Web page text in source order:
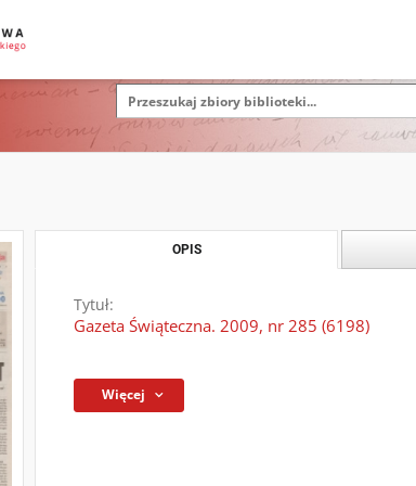
OPIS
Tytuł:
Gazeta Świąteczna. 2009, nr 285 (6198)
Więcej